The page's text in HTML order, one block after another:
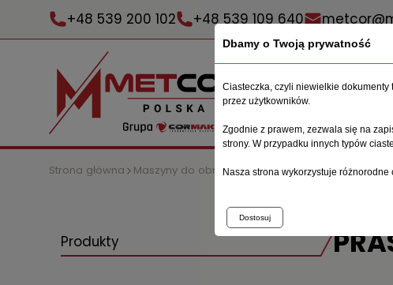
+48 539 200 102 +48 539 109 640
Strona główna Maszyny do obróbki metalu Prasy Prasa
Produkty
Dbamy o Twoją prywatność
Ciasteczka, czyli niewielkie
przez użytkowników.
Zgodnie z prawem, zezwala się na
strony. W przypadku innych typów
Nasza strona wykorzystuje
Dostosuj